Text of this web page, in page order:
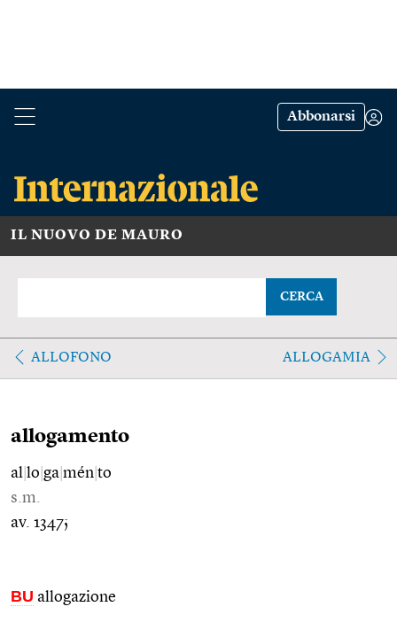
Abbonarsi
IL NUOVO DE MAURO
CERCA
ALLOFONO ALLOGAMIA
allogamento
al lo ga mén to
s.m.
av. 1347;
BU allogazione